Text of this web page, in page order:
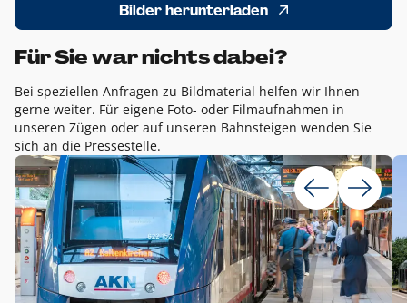
Bilder herunterladen
Für Sie war nichts dabei?
Bei speziellen Anfragen zu Bildmaterial helfen wir Ihnen
gerne weiter. Für eigene Foto- oder Filmaufnahmen in
unseren Zügen oder auf unseren Bahnsteigen wenden Sie
sich an die Pressestelle.